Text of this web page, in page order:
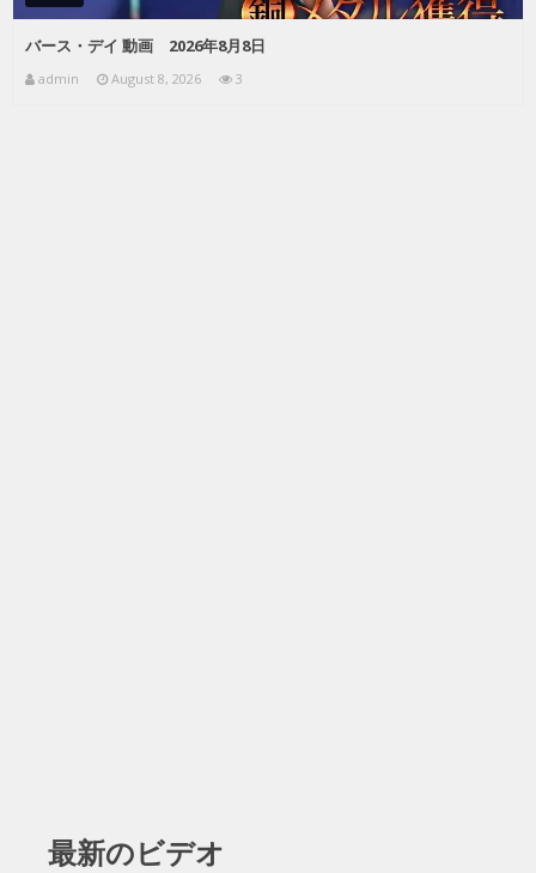
バース・デイ 動画 2026年8月8日
admin August 8, 2026 3
最新のビデオ